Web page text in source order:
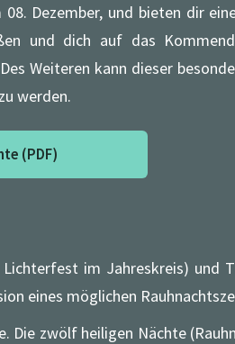
Dezember, und bieten dir
und dich auf das
Weiteren kann dieser
werden.
(PDF)
im Jahreskreis) und
eines möglichen
Die zwölf heiligen Nächte